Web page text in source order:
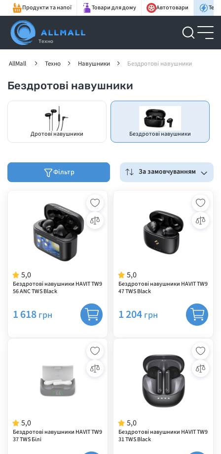
Продукти та напої Товари для дому Автотовари
Техно
AllMall Техно Навушники Бездротові навушники
Бездротові навушники
Дротові навушники Бездротові навушники
Фільтр За замовчуванням
5,0
Бездротові навушники HAVIT TW9
56 ANC TWS Black
1 618 грн
5,0
Бездротові навушники HAVIT TW9
47 TWS Black
1 204 грн
5,0
Бездротові навушники HAVIT TW9
37 TWS Білі
5,0
Бездротові навушники HAVIT TW9
31 TWS Black